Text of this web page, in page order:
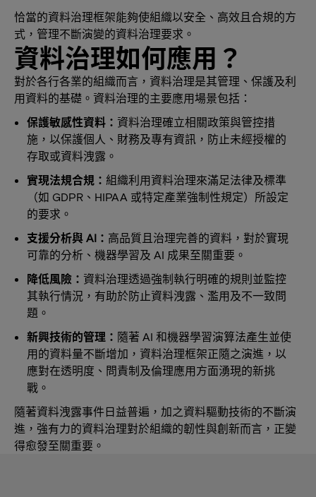
恰當的資料治理框架能夠使組織以安全、高效且合規的方
式，管理不斷演變的資料治理要求。
資料治理如何應用？
對於各行各業的組織而言，資料治理是其管理、保護及利
用資料的基礎。資料治理的主要應用場景包括：
保護敏感性資料： 資料治理確立相關政策與管控措
施，以保護個人、財務及專有資訊，防止未經授權的
存取或資料洩露。
實現法規合規： 組織利用資料治理來滿足法律及標準
（如 GDPR、HIPAA 或特定產業強制性規定）所設定
的要求。
支援分析與 AI： 高品質且治理完善的資料，對於實現
可靠的分析、機器學習及 AI 成果至關重要。
降低風險： 資料治理透過強制執行明確的規則並監控
其執行情況，有助於防止資料洩露、濫用及不一致問
題。
新興技術的管理： 隨著 AI 和機器學習演算法產生並使
用的資料量不斷增加，資料治理框架正隨之演進，以
應對在透明度、問責制及倫理應用方面湧現的新挑
戰。
隨著資料洩露事件日益普遍，加之資料驅動技術的不斷演
進，強有力的資料治理對於組織的韌性與創新而言，正變
得愈發至關重要。